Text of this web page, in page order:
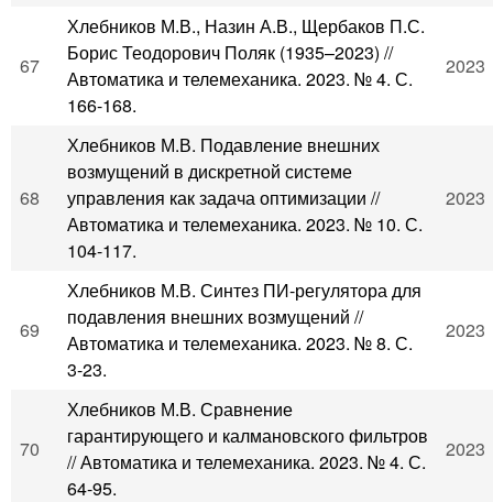
67
Хлебников М.В., Назин А.В., Щербаков П.С.
Борис Теодорович Поляк (1935–2023) //
Автоматика и телемеханика. 2023. № 4. С.
166-168.
2023
68
Хлебников М.В. Подавление внешних
возмущений в дискретной системе
управления как задача оптимизации //
Автоматика и телемеханика. 2023. № 10. С.
104-117.
2023
69
Хлебников М.В. Синтез ПИ-регулятора для
подавления внешних возмущений //
Автоматика и телемеханика. 2023. № 8. С.
3-23.
2023
70
Хлебников М.В. Сравнение
гарантирующего и калмановского фильтров
// Автоматика и телемеханика. 2023. № 4. С.
64-95.
2023